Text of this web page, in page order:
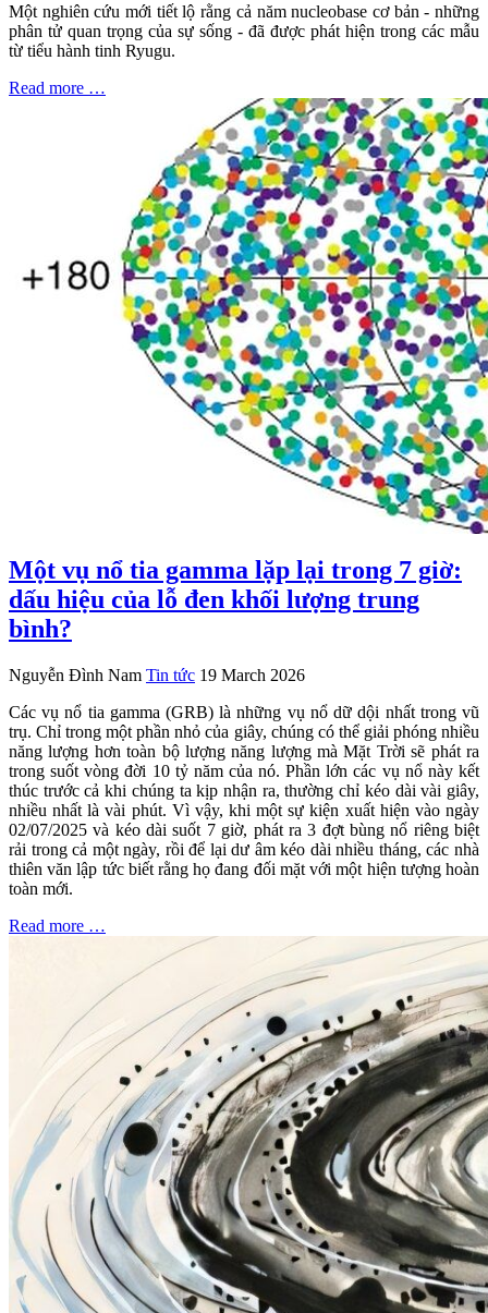
Một nghiên cứu mới tiết lộ rằng cả năm nucleobase cơ bản - những
phân tử quan trọng của sự sống - đã được phát hiện trong các mẫu
từ tiểu hành tinh Ryugu.
Read more …
Một vụ nổ tia gamma lặp lại trong 7 giờ:
dấu hiệu của lỗ đen khối lượng trung
bình?
Nguyễn Đình Nam Tin tức 19 March 2026
Các vụ nổ tia gamma (GRB) là những vụ nổ dữ dội nhất trong vũ
trụ. Chỉ trong một phần nhỏ của giây, chúng có thể giải phóng nhiều
năng lượng hơn toàn bộ lượng năng lượng mà Mặt Trời sẽ phát ra
trong suốt vòng đời 10 tỷ năm của nó. Phần lớn các vụ nổ này kết
thúc trước cả khi chúng ta kịp nhận ra, thường chỉ kéo dài vài giây,
nhiều nhất là vài phút. Vì vậy, khi một sự kiện xuất hiện vào ngày
02/07/2025 và kéo dài suốt 7 giờ, phát ra 3 đợt bùng nổ riêng biệt
rải trong cả một ngày, rồi để lại dư âm kéo dài nhiều tháng, các nhà
thiên văn lập tức biết rằng họ đang đối mặt với một hiện tượng hoàn
toàn mới.
Read more …